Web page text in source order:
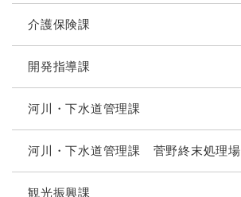
介護保険課
開発指導課
河川・下水道管理課
河川・下水道管理課 菅野終末処理場
観光振興課